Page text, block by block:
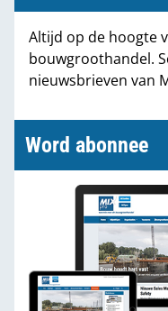
Partners
Altijd op de hoogte
bouwgroothandel.
nieuwsbrieven van
Word abonnee